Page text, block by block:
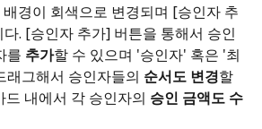
경이 회색으로 변경되며 [승인자 추
. [승인자 추가] 버튼을 통해서 승인
를 추가할 수 있으며 '승인자' 혹은 '최
래그해서 승인자들의 순서도 변경할
드 내에서 각 승인자의 승인 금액도 수